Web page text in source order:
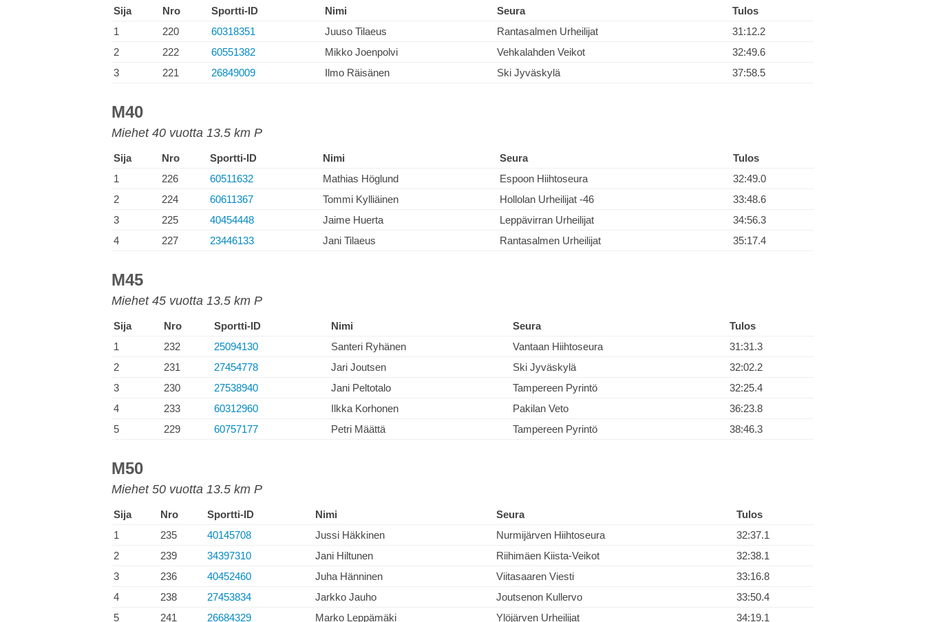
Sija Nro Sportti-ID Nimi Seura
Tulos
1
220 60318351 Juuso Tilaeus Rantasalmen Urheilijat
31:12.2
2
222 60551382 Mikko Joenpolvi Vehkalahden Veikot
32:49.6
3
221 26849009 Ilmo Räisänen Ski Jyväskylä 37:58.5
M40
Miehet 40 vuotta 13.5 km P
Sija Nro Sportti-ID Nimi Seura
Tulos
1
226 60511632 Mathias Höglund Espoon Hiihtoseura
32:49.0
2
224 60611367 Tommi Kylliäinen Hollolan Urheilijat -46
33:48.6
3
225 40454448 Jaime Huerta Leppävirran Urheilijat
34:56.3
4
227 23446133 Jani Tilaeus Rantasalmen Urheilijat 35:17.4
M45
Miehet 45 vuotta 13.5 km P
Sija Nro Sportti-ID Nimi Seura
Tulos
1
232 25094130 Santeri Ryhänen Vantaan Hiihtoseura
31:31.3
2
231 27454778 Jari Joutsen Ski Jyväskylä
32:02.2
3
230 27538940 Jani Peltotalo Tampereen Pyrintö
32:25.4
4
233 60312960 Ilkka Korhonen Pakilan Veto
36:23.8
5
229 60757177 Petri Määttä Tampereen Pyrintö 38:46.3
M50
Miehet 50 vuotta 13.5 km P
Sija Nro Sportti-ID Nimi Seura
Tulos
1
235 40145708 Jussi Häkkinen Nurmijärven Hiihtoseura
32:37.1
2
239 34397310 Jani Hiltunen Riihimäen Kiista-Veikot
32:38.1
3
236 40452460 Juha Hänninen Viitasaaren Viesti
33:16.8
4
238 27453834 Jarkko Jauho Joutsenon Kullervo
33:50.4
5
241 26684329 Marko Leppämäki Ylöjärven Urheilijat 34:19.1